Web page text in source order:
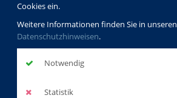
Cookies ein.
Weitere Informationen finden Sie in unseren
Datenschutzhinweisen.
Notwendig
Statistik